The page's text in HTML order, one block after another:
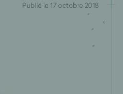
Publié le 17 octobre 2018